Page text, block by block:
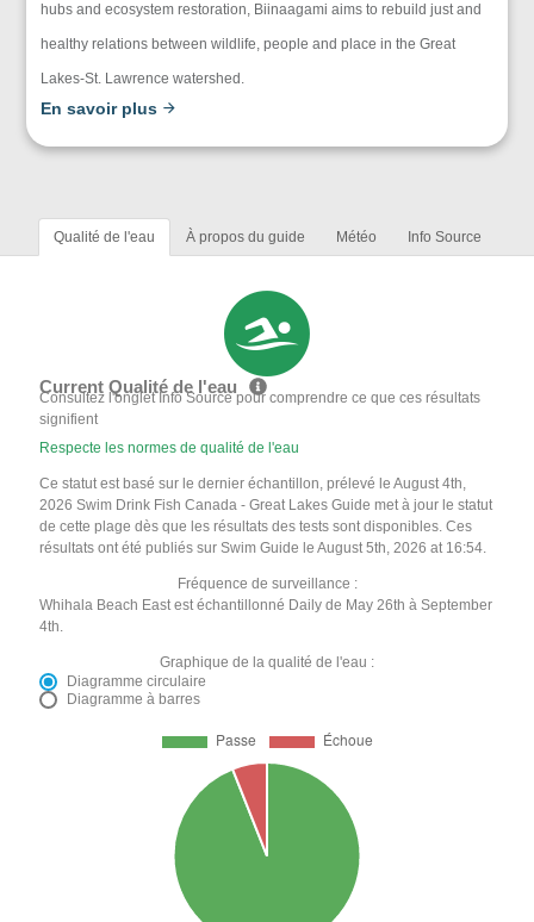
hubs and ecosystem restoration, Biinaagami aims to rebuild just and
healthy relations between wildlife, people and place in the Great
Lakes-St. Lawrence watershed.
En savoir plus
Qualité de l'eau À propos du guide Météo Info Source
Current Qualité de l'eau
Consultez l'onglet Info Source pour comprendre ce que ces résultats
signifient
Respecte les normes de qualité de l'eau
Ce statut est basé sur le dernier échantillon, prélevé le August 4th,
2026 Swim Drink Fish Canada - Great Lakes Guide met à jour le statut
de cette plage dès que les résultats des tests sont disponibles. Ces
résultats ont été publiés sur Swim Guide le August 5th, 2026 at 16:54.
Fréquence de surveillance :
Whihala Beach East est échantillonné Daily de May 26th à September
4th.
Graphique de la qualité de l'eau :
Diagramme circulaire
Diagramme à barres